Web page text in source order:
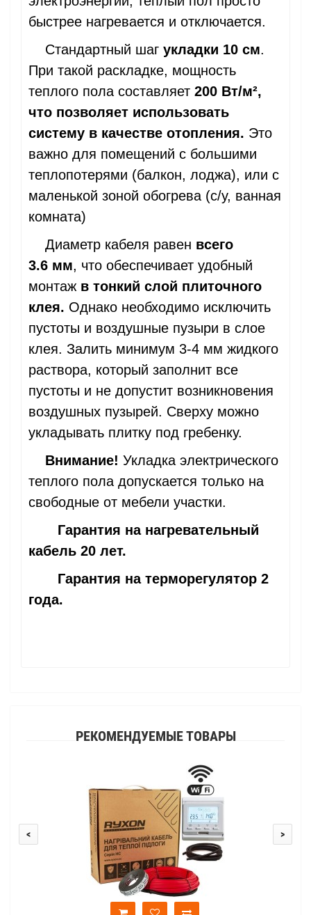
быстрее нагревается и отключается.
Стандартный шаг укладки 10 см.
При такой раскладке, мощность
теплого пола составляет 200 Вт/м²,
что позволяет использовать
систему в качестве отопления. Это
важно для помещений с большими
теплопотерями (балкон, лоджа), или с
маленькой зоной обогрева (с/у, ванная
комната)
Диаметр кабеля равен всего
3.6 мм, что обеспечивает удобный
монтаж в тонкий слой плиточного
клея. Однако необходимо исключить
пустоты и воздушные пузыри в слое
клея. Залить минимум 3-4 мм жидкого
раствора, который заполнит все
пустоты и не допустит возникновения
воздушных пузырей. Сверху можно
укладывать плитку под гребенку.
Внимание! Укладка электрического
теплого пола допускается только на
свободные от мебели участки.
Гарантия на нагревательный
кабель 20 лет.
Гарантия на терморегулятор 2
года.
РЕКОМЕНДУЕМЫЕ ТОВАРЫ
< >